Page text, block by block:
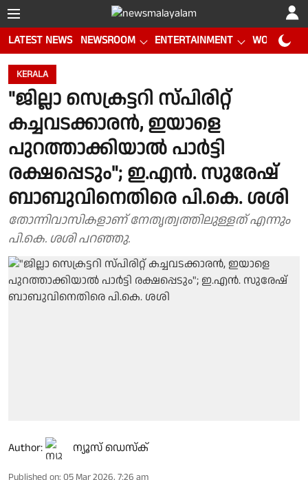
LATEST NEWS NEWSROOM ENTERTAINMENT WORLD CUP
KERALA
"ജില്ലാ സെക്രട്ടറി സ്പിരിറ്റ്
കച്ചവടക്കാരൻ, ഇയാളെ
പുറത്താക്കിയാൽ പാർട്ടി
രക്ഷപ്പെടും"; ഇ.എൻ. സുരേഷ്
ബാബുവിനെതിരെ പി.കെ. ശശി
തോന്നിവാസികളാണ് നേതൃത്വത്തിലുള്ളത് എന്നും
പി.കെ. ശശി പറഞ്ഞു.
Author: ന്യൂസ് ഡെസ്ക്
Published on: 05 Mar 2026, 7:26 am